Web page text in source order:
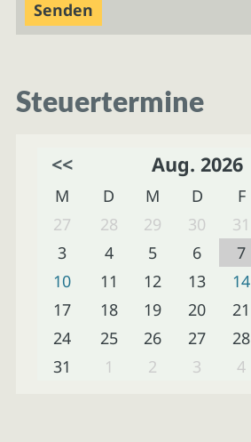
Steuertermine
<< Aug. 2026
M D M D F
27
28 29 30 31
3
4 5 6 7
10
11 12 13 14
17
18 19 20 21
24
25 26 27 28
31
1 2 3 4